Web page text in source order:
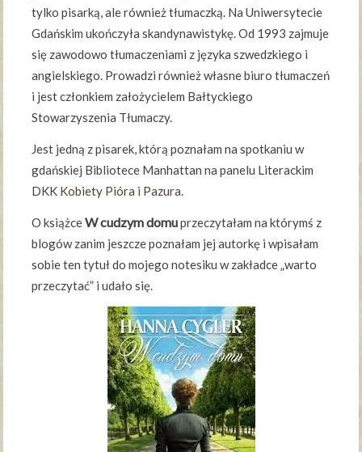
tylko pisarką, ale również tłumaczką. Na Uniwersytecie
Gdańskim ukończyła skandynawistykę. Od 1993 zajmuje
się zawodowo tłumaczeniami z języka szwedzkiego i
angielskiego. Prowadzi również własne biuro tłumaczeń
i jest członkiem założycielem Bałtyckiego
Stowarzyszenia Tłumaczy.
Jest jedną z pisarek, którą poznałam na spotkaniu w
gdańskiej Bibliotece Manhattan na panelu Literackim
DKK Kobiety Pióra i Pazura.
O książceW cudzym domuprzeczytałam na którymś z
blogów zanim jeszcze poznałam jej autorkę i wpisałam
sobie ten tytuł do mojego notesiku w zakładce „warto
przeczytać” i udało się.